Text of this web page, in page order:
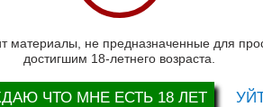
материалы, не предназначенные для
достигшим 18-летнего возраста.
ЧТО МНЕ ЕСТЬ 18 ЛЕТ
810008ARS